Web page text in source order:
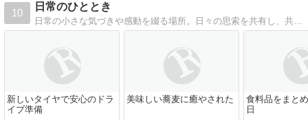
10
日常のひととき
日常の小さな気づきや感動を綴る場所。日々の思索を共有し、共感を呼び起こすブログです。
新しいタイヤで安心のドラ
イブ準備
美味しい蕎麦に癒やされた
食料品をまと
日